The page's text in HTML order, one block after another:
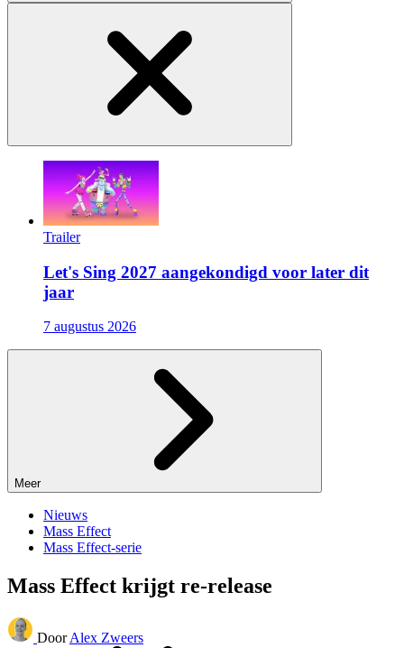
Trailer
Let's Sing 2027 aangekondigd voor later dit
jaar
7 augustus 2026
Meer
Nieuws
Mass Effect
Mass Effect-serie
Mass Effect krijgt re-release
Door Alex Zweers